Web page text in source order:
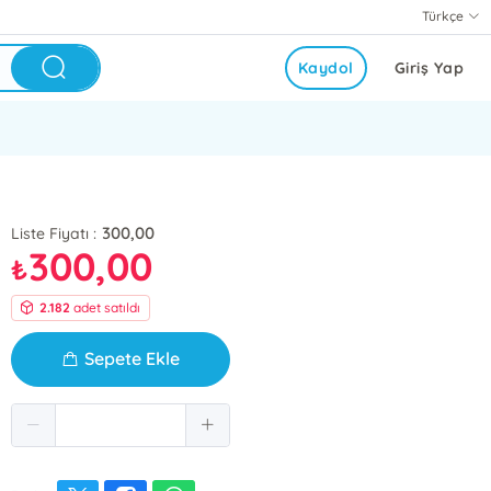
Türkçe
Giriş Yap
Kaydol
Liste Fiyatı : 300,00
₺300,00
2.182 adet satıldı
Sepete Ekle